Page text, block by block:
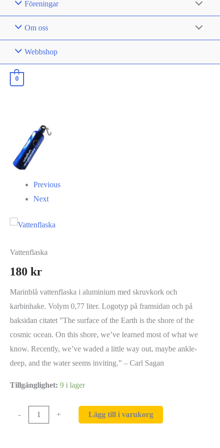
Föreningar
Om oss
Webbshop
0
Previous
Next
Vattenflaska
180 kr
Marinblå vattenflaska i aluminium med skruvkork och
karbinhake. Volym 0,77 liter. Logotyp på framsidan och på
baksidan citatet ”The surface of the Earth is the shore of the
cosmic ocean. On this shore, we’ve learned most of what we
know. Recently, we’ve waded a little way out, maybe ankle-
deep, and the water seems inviting.” – Carl Sagan
Tillgänglighet: 9 i lager
-
Vattenflaska
+ Lägg till i varukorg